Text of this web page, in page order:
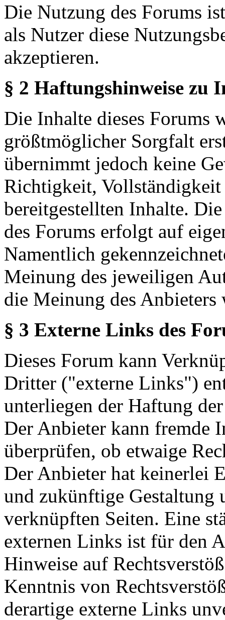
Die Nutzung des Forums
als Nutzer diese
akzeptieren.
§ 2 Haftungshinweise zu
Die Inhalte dieses Forums
größtmöglicher Sorgfalt
übernimmt jedoch keine
Richtigkeit,
bereitgestellten Inhalte.
des Forums erfolgt auf
Namentlich
Meinung des jeweiligen
die Meinung des Anbieters
§ 3 Externe Links des
Dieses Forum kann
Dritter ("externe Links")
unterliegen der Haftung
Der Anbieter kann fremde
überprüfen, ob etwaige
Der Anbieter hat keinerlei
und zukünftige Gestaltung
verknüpften Seiten. Eine
externen Links ist für den
Hinweise auf
Kenntnis von
derartige externe Links